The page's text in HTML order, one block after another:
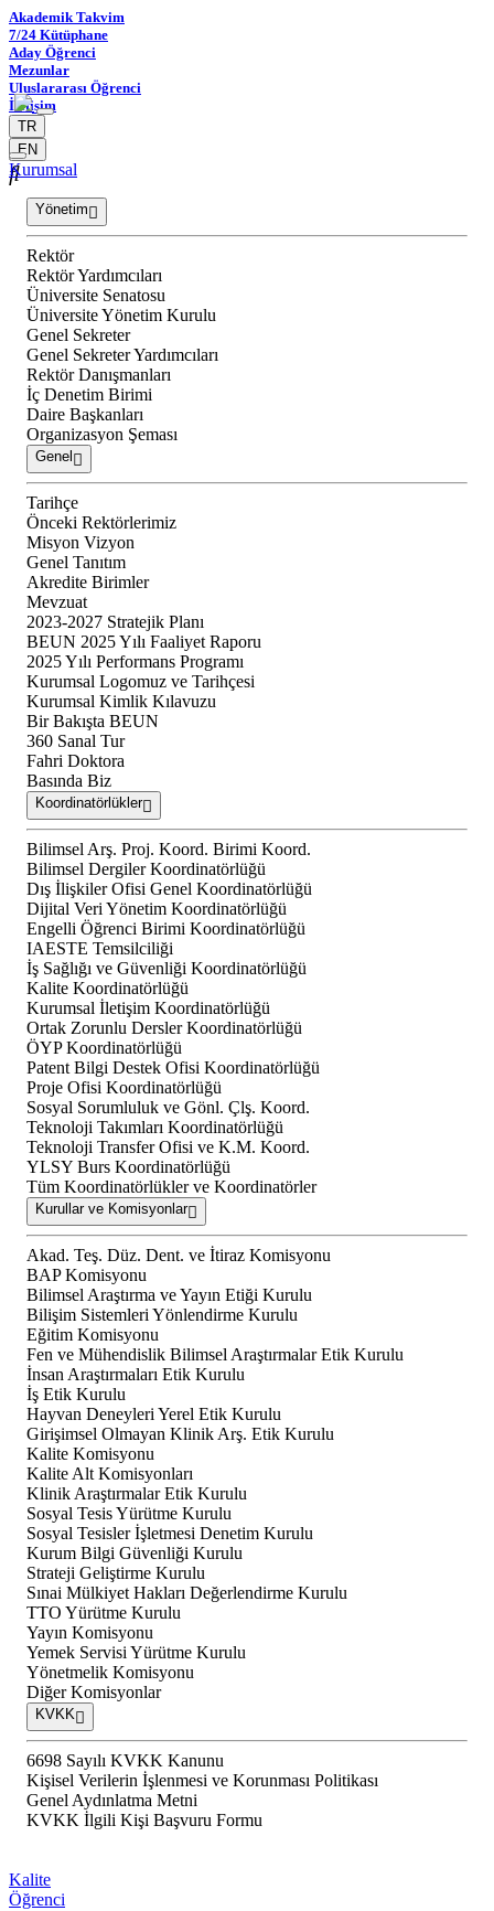
Akademik Takvim
7/24 Kütüphane
Aday Öğrenci
Mezunlar
Uluslararası Öğrenci
İletişim
TR
EN
Kurumsal
Yönetim
Rektör
Rektör Yardımcıları
Üniversite Senatosu
Üniversite Yönetim Kurulu
Genel Sekreter
Genel Sekreter Yardımcıları
Rektör Danışmanları
İç Denetim Birimi
Daire Başkanları
Organizasyon Şeması
Genel
Tarihçe
Önceki Rektörlerimiz
Misyon Vizyon
Genel Tanıtım
Akredite Birimler
Mevzuat
2023-2027 Stratejik Planı
BEUN 2025 Yılı Faaliyet Raporu
2025 Yılı Performans Programı
Kurumsal Logomuz ve Tarihçesi
Kurumsal Kimlik Kılavuzu
Bir Bakışta BEUN
360 Sanal Tur
Fahri Doktora
Basında Biz
Koordinatörlükler
Bilimsel Arş. Proj. Koord. Birimi Koord.
Bilimsel Dergiler Koordinatörlüğü
Dış İlişkiler Ofisi Genel Koordinatörlüğü
Dijital Veri Yönetim Koordinatörlüğü
Engelli Öğrenci Birimi Koordinatörlüğü
IAESTE Temsilciliği
İş Sağlığı ve Güvenliği Koordinatörlüğü
Kalite Koordinatörlüğü
Kurumsal İletişim Koordinatörlüğü
Ortak Zorunlu Dersler Koordinatörlüğü
ÖYP Koordinatörlüğü
Patent Bilgi Destek Ofisi Koordinatörlüğü
Proje Ofisi Koordinatörlüğü
Sosyal Sorumluluk ve Gönl. Çlş. Koord.
Teknoloji Takımları Koordinatörlüğü
Teknoloji Transfer Ofisi ve K.M. Koord.
YLSY Burs Koordinatörlüğü
Tüm Koordinatörlükler ve Koordinatörler
Kurullar ve Komisyonlar
Akad. Teş. Düz. Dent. ve İtiraz Komisyonu
BAP Komisyonu
Bilimsel Araştırma ve Yayın Etiği Kurulu
Bilişim Sistemleri Yönlendirme Kurulu
Eğitim Komisyonu
Fen ve Mühendislik Bilimsel Araştırmalar Etik Kurulu
İnsan Araştırmaları Etik Kurulu
İş Etik Kurulu
Hayvan Deneyleri Yerel Etik Kurulu
Girişimsel Olmayan Klinik Arş. Etik Kurulu
Kalite Komisyonu
Kalite Alt Komisyonları
Klinik Araştırmalar Etik Kurulu
Sosyal Tesis Yürütme Kurulu
Sosyal Tesisler İşletmesi Denetim Kurulu
Kurum Bilgi Güvenliği Kurulu
Strateji Geliştirme Kurulu
Sınai Mülkiyet Hakları Değerlendirme Kurulu
TTO Yürütme Kurulu
Yayın Komisyonu
Yemek Servisi Yürütme Kurulu
Yönetmelik Komisyonu
Diğer Komisyonlar
KVKK
6698 Sayılı KVKK Kanunu
Kişisel Verilerin İşlenmesi ve Korunması Politikası
Genel Aydınlatma Metni
KVKK İlgili Kişi Başvuru Formu
Kalite
Öğrenci